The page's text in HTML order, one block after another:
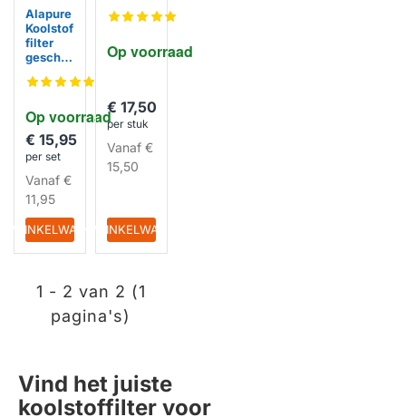
Op voorraad
Alapure
Koolstof
filter
geschik
Zerowat
KFC691
8 /
356020
61
€ 15,95
per set
Vanaf €
11,95
WINKELWAGEN
Op voorraad
8 /
61
€ 17,50
per stuk
Vanaf€
15,50
IN WINKELWAGEN
1 - 2 van 2 (1
pagina's)
Vind het juiste
koolstoffilter voor